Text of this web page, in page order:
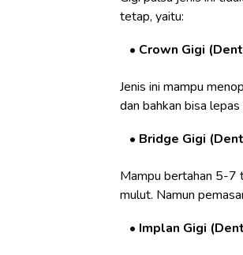
tetap, yaitu:
Crown Gigi
Jenis ini mampu
dan bahkan bisa
Bridge Gigi
Mampu bertahan 5-7
mulut. Namun
Implan Gigi